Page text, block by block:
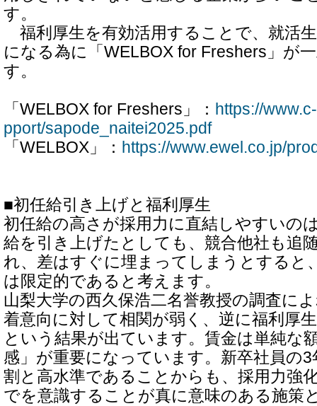
す。
福利厚生を有効活用することで、就活
になる為に「WELBOX for Freshers」が
す。
「WELBOX for Freshers」： https://
pport/sapode_naitei2025.pdf
「WELBOX」： https://www.ewel.co.jp/
■初任給引き上げと福利厚生
初任給の高さが採用力に直結しやすいの
給を引き上げたとしても、競合他社も追
れ、差はすぐに埋まってしまうとすると
は限定的であると考えます。
山梨大学の西久保浩二名誉教授の調査に
着意向に対して相関が弱く、逆に福利厚
という結果が出ています。賃金は単純な
感」が重要になっています。新卒社員の
割と高水準であることからも、採用力強
でを意識することが真に意味のある施策